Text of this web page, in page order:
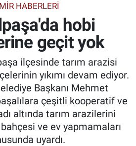
HABERLERI
hobi
geçit yok
ilçesinde tarım arazisi
yıkımı devam ediyor.
Başkanı Mehmet
çeşitli kooperatif ve
altında tarım arazilerini
ve ev yapmamaları
uyardı.
Haritası
ve Fikstür